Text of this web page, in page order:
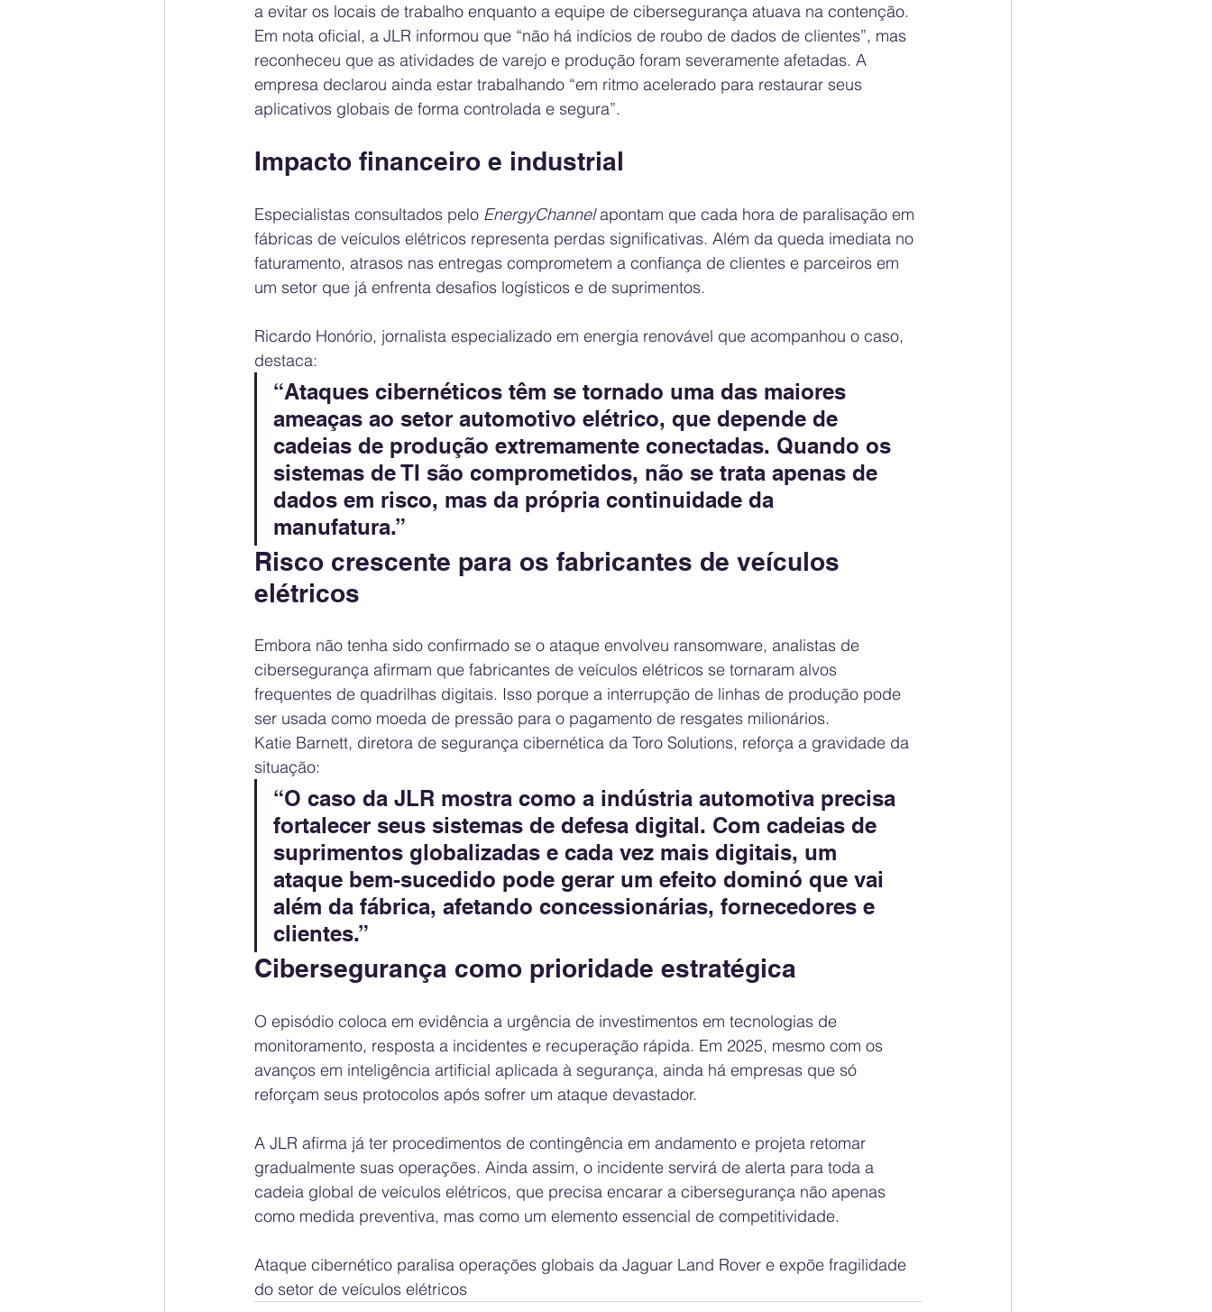
a evitar os locais de trabalho enquanto a equipe de cibersegurança atuava na contenção.
Em nota oficial, a JLR informou que “não há indícios de roubo de dados de clientes”, mas
reconheceu que as atividades de varejo e produção foram severamente afetadas. A
empresa declarou ainda estar trabalhando “em ritmo acelerado para restaurar seus
aplicativos globais de forma controlada e segura”.
Impacto financeiro e industrial
Especialistas consultados pelo EnergyChannel apontam que cada hora de paralisação em
fábricas de veículos elétricos representa perdas significativas. Além da queda imediata no
faturamento, atrasos nas entregas comprometem a confiança de clientes e parceiros em
um setor que já enfrenta desafios logísticos e de suprimentos.
Ricardo Honório, jornalista especializado em energia renovável que acompanhou o caso,
destaca:
“Ataques cibernéticos têm se tornado uma das maiores
ameaças ao setor automotivo elétrico, que depende de
cadeias de produção extremamente conectadas. Quando os
sistemas de TI são comprometidos, não se trata apenas de
dados em risco, mas da própria continuidade da
manufatura.”
Risco crescente para os fabricantes de veículos
elétricos
Embora não tenha sido confirmado se o ataque envolveu ransomware, analistas de
cibersegurança afirmam que fabricantes de veículos elétricos se tornaram alvos
frequentes de quadrilhas digitais. Isso porque a interrupção de linhas de produção pode
ser usada como moeda de pressão para o pagamento de resgates milionários.
Katie Barnett, diretora de segurança cibernética da Toro Solutions, reforça a gravidade da
situação:
“O caso da JLR mostra como a indústria automotiva precisa
fortalecer seus sistemas de defesa digital. Com cadeias de
suprimentos globalizadas e cada vez mais digitais, um
ataque bem-sucedido pode gerar um efeito dominó que vai
além da fábrica, afetando concessionárias, fornecedores e
clientes.”
Cibersegurança como prioridade estratégica
O episódio coloca em evidência a urgência de investimentos em tecnologias de
monitoramento, resposta a incidentes e recuperação rápida. Em 2025, mesmo com os
avanços em inteligência artificial aplicada à segurança, ainda há empresas que só
reforçam seus protocolos após sofrer um ataque devastador.
A JLR afirma já ter procedimentos de contingência em andamento e projeta retomar
gradualmente suas operações. Ainda assim, o incidente servirá de alerta para toda a
cadeia global de veículos elétricos, que precisa encarar a cibersegurança não apenas
como medida preventiva, mas como um elemento essencial de competitividade.
Ataque cibernético paralisa operações globais da Jaguar Land Rover e expõe fragilidade
do setor de veículos elétricos